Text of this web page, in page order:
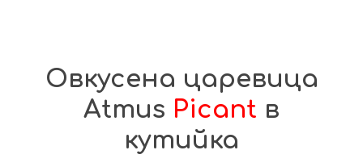
Овкусена царевица
Atmus Picant в
кутийка